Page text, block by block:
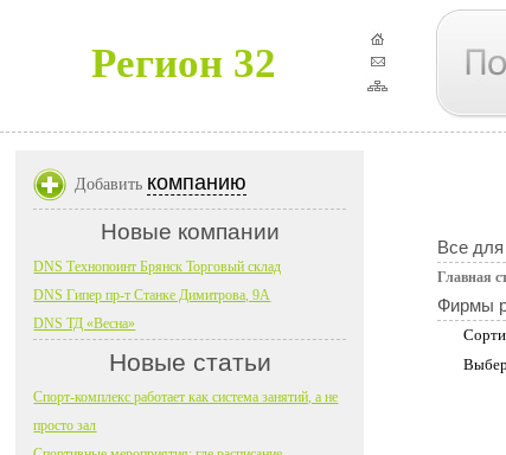
Регион 32
Все
Главная
Фирмы
Добавить компанию
Новые компании
DNS Технопоинт Брянск Торговый склад
DNS Гипер пр-т Станке Димитрова, 9А
DNS ТД «Весна»
Новые статьи
Спорт-комплекс работает как система занятий, а не
просто зал